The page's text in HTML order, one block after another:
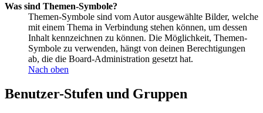
Was sind Themen-Symbole?
Themen-Symbole sind vom Autor ausgewählte Bilder, welche
mit einem Thema in Verbindung stehen können, um dessen
Inhalt kennzeichnen zu können. Die Möglichkeit, Themen-
Symbole zu verwenden, hängt von deinen Berechtigungen
ab, die die Board-Administration gesetzt hat.
Nach oben
Benutzer-Stufen und Gruppen